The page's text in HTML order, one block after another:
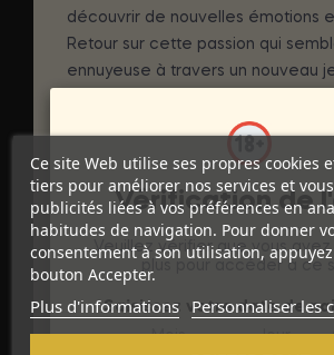
découvrir de nouvelles émotions
Retour sur cette passion qui
ennuyeuse à travers un nouveau
DÉTAILS DU PRODUIT
Marque INTIMATELINE LUXURIA
Référence
Références spécifiques
Ce site Web utilise ses propres cookies
tiers pour améliorer nos services et
publicités liées à vos préférences en
habitudes de navigation. Pour donner
consentement à son utilisation,
bouton Accepter.
Plus d'informations Personnaliser les
Vérification de
Veuillez vérifier que vous avez
plus pour accéder à ce
Saisissez votre date de
Mois
Jour